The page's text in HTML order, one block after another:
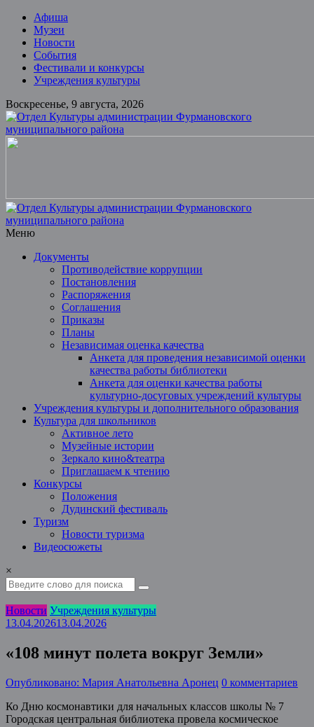
Skip
content
Афиша
Музеи
Новости
События
Фестивали и конкурсы
Учреждения культуры
Воскресенье, 9 августа, 2026
Фурмановского
муниципального
района
Муниципальное
учреждение
Меню
Документы
Противодействие коррупции
Постановления
Распоряжения
Соглашения
Приказы
Планы
Независимая оценка качества
Анкета для проведения независимой оценки
качества работы библиотеки
Анкета для оценки качества работы
культурно-досуговых учреждений культуры
Учреждения культуры и дополнительного образования
Культура для школьников
Активное лето
Музейные истории
Зеркало кино&театра
Приглашаем к чтению
Конкурсы
Положения
Дудинский фестиваль
Туризм
Новости туризма
Видеосюжеты
×
Новости Учреждения культуры
13.04.202613.04.2026
«108 минут полета вокруг Земли»
Опубликовано: Мария Анатольевна Аронец 0 комментариев
Ко Дню космонавтики для начальных классов школы № 7
Городская центральная библиотека провела космическое